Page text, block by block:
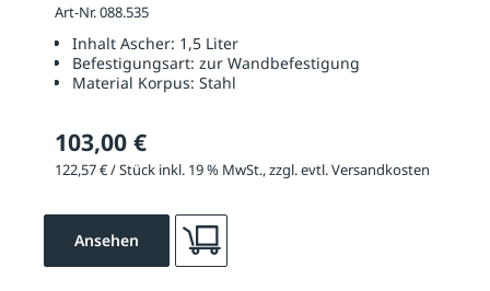
Art-Nr. 088.535
Inhalt Ascher: 1,5 Liter
Befestigungsart: zur Wandbefestigung
Material Korpus: Stahl
103,00 €
122,57 € / Stück inkl. 19 % MwSt., zzgl. evtl. Versandkosten
Ansehen